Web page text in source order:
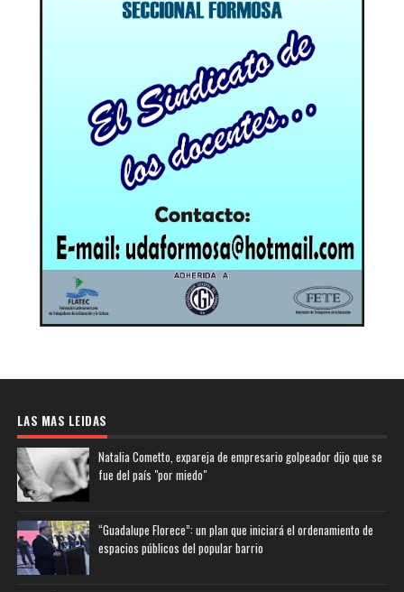
LAS MAS LEIDAS
Natalia Cometto, expareja de empresario golpeador dijo que se
fue del país "por miedo"
“Guadalupe Florece”: un plan que iniciará el ordenamiento de
espacios públicos del popular barrio